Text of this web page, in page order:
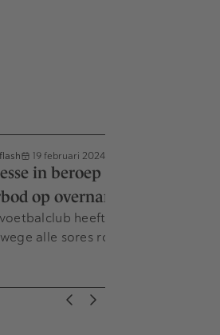
19 februari 2024
in beroep tegen KNVB-
op overname
heeft een deal nodig
alle sores rond de club.